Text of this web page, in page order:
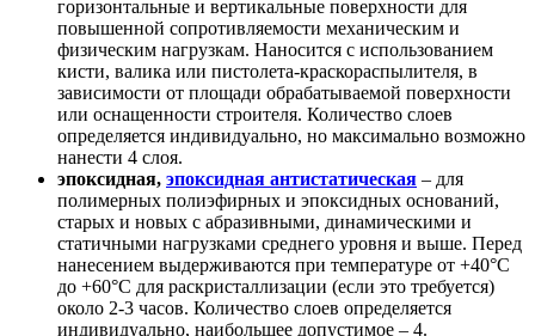
горизонтальные и вертикальные поверхности для
повышенной сопротивляемости механическим и
физическим нагрузкам. Наносится с использованием
кисти, валика или пистолета-краскораспылителя, в
зависимости от площади обрабатываемой поверхности
или оснащенности строителя. Количество слоев
определяется индивидуально, но максимально возможно
нанести 4 слоя.
эпоксидная, эпоксидная антистатическая – для
полимерных полиэфирных и эпоксидных оснований,
старых и новых с абразивными, динамическими и
статичными нагрузками среднего уровня и выше. Перед
нанесением выдерживаются при температуре от +40°С
до +60°С для раскристаллизации (если это требуется)
около 2-3 часов. Количество слоев определяется
индивидуально, наибольшее допустимое – 4.